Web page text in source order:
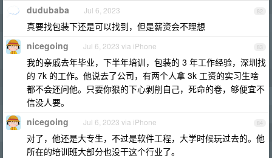
82
dudubaba Jul 6, 2023
真要找包装下还是可以找到，但是薪资会不理想
83
nicegoing Jul 6, 2023 via iPhone
我的亲戚去年毕业，下半年培训，包装的 3 年工作经验，深圳找
的 7k 的工作。他说去了公司，有两个人拿 3k 工资的实习生啥
都不会还问他。只要你狠的下心剥削自己，死命的卷，够便宜不
信没人要。
84
nicegoing Jul 6, 2023 via iPhone
对了，他还是大专生，不过是软件工程，大学时候玩过去的。他
所在的培训班大部分也没干这个行业了。